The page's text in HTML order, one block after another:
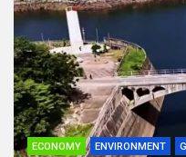
ECONOMY ENVIRONMENT